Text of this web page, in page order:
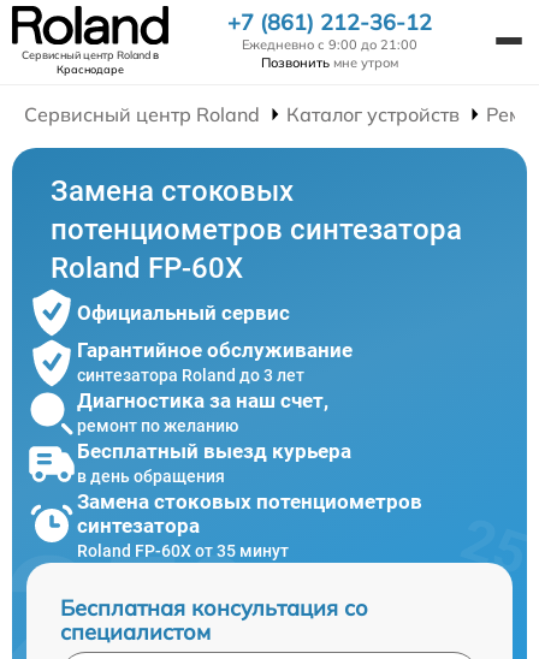
Сервисный центр Rolandв
Краснодаре
+7 (861) 212-36-12
Ежедневно с 9:00 до 21:00
Позвонить мне утром
Сервисный центр Roland Каталог устройств
Замена стоковых
потенциометров синтезатора
Roland FP-60X
Официальный сервис
Гарантийное обслуживание
синтезатора Roland до 3 лет
Диагностика за наш счет,
ремонт по желанию
Бесплатный выезд курьера
в день обращения
Замена стоковых потенциометров
синтезатора
Roland FP-60X от 35 минут
Бесплатная консультация со
специалистом